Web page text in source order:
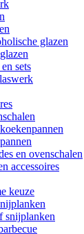
glazen
sets
en ovenschalen
accessoires
keuze
snijplanken